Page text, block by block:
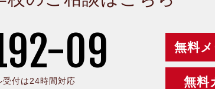
09
付は24時間対応
無料
無料